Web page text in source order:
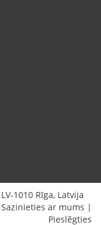
LV-1010 Rīga, Latvija
Sazinieties ar mums |
Pieslēgties